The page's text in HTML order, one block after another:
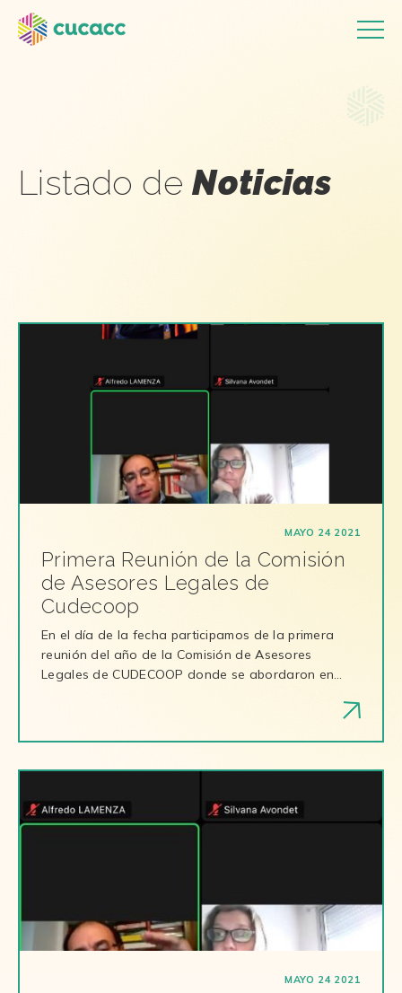
Listado deNoticias
MAYO 24 2021
Primera Reunión de la Comisión
de Asesores Legales de
Cudecoop
En el día de la fecha participamos de la primera
reunión del año de la Comisión de Asesores
Legales de CUDECOOP donde se abordaron en…
MAYO 24 2021